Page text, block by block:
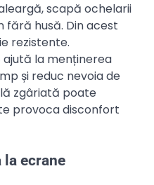
scapă ochelarii
fără husă. Din acest
rezistente.
la menținerea
și reduc nevoia de
zgâriată poate
provoca disconfort
la ecrane